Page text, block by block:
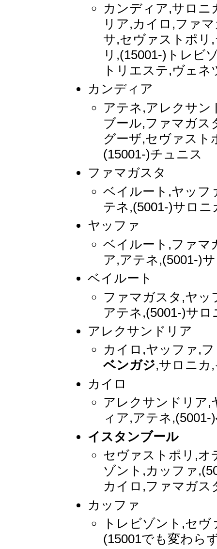
カンディア,サロニ
リア,カイロ,ファ
サ,セヴァストポリ
リ,(15001-)トレビ
トリエステ,ヴェ
カンディア
アテネ,アレクサン
ブール,ファマガス
グーザ,セヴァスト
(15001-)チュニス
ファマガスタ
ベイルート,ヤッフ
テネ,(5001-)サロニ
ヤッファ
ベイルート,ファマ
ア,アテネ,(5001-)
ベイルート
ファマガスタ,ヤッ
アテネ,(5001-)サロ
アレクサンドリア
カイロ,ヤッファ,
ベンガジ,サロニカ
カイロ
アレクサンドリア,
ィア,アテネ,(5001-)
イスタンブール
セヴァストポリ,オ
ゾント,カッファ
カイロ,ファマガス
カッファ
トレビゾント,セ
(15001でも変わら